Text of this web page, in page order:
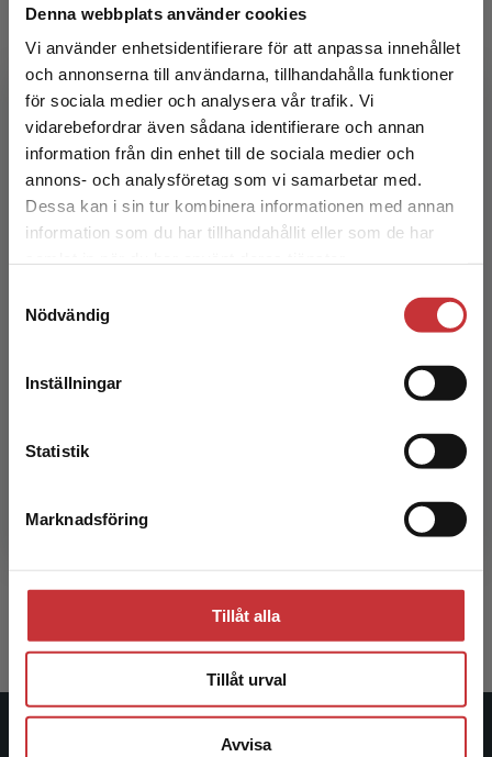
Denna webbplats använder cookies
Vi använder enhetsidentifierare för att anpassa innehållet
och annonserna till användarna, tillhandahålla funktioner
för sociala medier och analysera vår trafik. Vi
vidarebefordrar även sådana identifierare och annan
information från din enhet till de sociala medier och
annons- och analysföretag som vi samarbetar med.
Dessa kan i sin tur kombinera informationen med annan
information som du har tillhandahållit eller som de har
Nödvändig
Inställningar
Statistik
Marknadsföring
Tillåt alla
Tillåt urval
Avvisa
Begränsad fraktregion
Det verkar som att du besöker
studentlitteratur.se via en enhet utanför Sverige.
Vi erbjuder inte leveranser utanför Sverige. För
att kunna slutföra ett köp måste
Rehabiliteringsmedicin
Borg, Jörgen m.fl. (red.)
404 krinkl. moms
Exkl. moms: 381 kr
633 krinkl. moms
Exkl. moms: 597 kr